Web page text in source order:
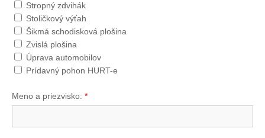
Stropný zdvihák
Stoličkový výťah
Šikmá schodisková plošina
Zvislá plošina
Úprava automobilov
Prídavný pohon HURT-e
Meno a priezvisko: *